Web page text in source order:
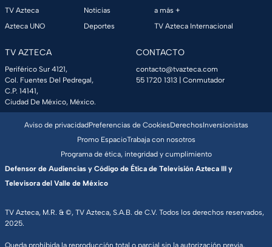
TV Azteca
Azteca UNO
Noticias
Deportes
a más +
TV Azteca Internacional
TV AZTECA
Periférico Sur 4121,
Col. Fuentes Del Pedregal,
C.P. 14141,
Ciudad De México, México.
CONTACTO
contacto@tvazteca.com
55 1720 1313 | Conmutador
TV Azteca, M.R. & ©, TV Azteca, S.A.B. de C.V. Todos los derechos reservados,
2025.
Queda prohibida la reproducción total o parcial sin la autorización previa,
Aviso de privacidadPreferencias de CookiesDerechosInversionistas
Promo EspacioTrabaja con nosotros
Programa de ética, integridad y cumplimiento
Defensor de Audiencias y Código de Ética de Televisión Azteca III y
Televisora del Valle de México